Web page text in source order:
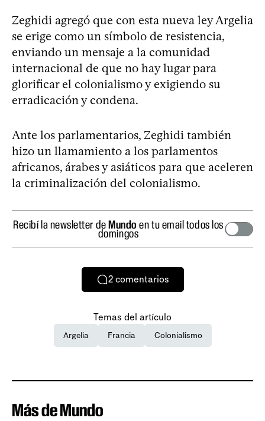
Zeghidi agregó que con esta nueva ley Argelia
se erige como un símbolo de resistencia,
enviando un mensaje a la comunidad
internacional de que no hay lugar para
glorificar el colonialismo y exigiendo su
erradicación y condena.
Ante los parlamentarios, Zeghidi también
hizo un llamamiento a los parlamentos
africanos, árabes y asiáticos para que aceleren
la criminalización del colonialismo.
Recibí la newsletter deMundo en tu email todos los
domingos
2 comentarios
Temas del artículo
Argelia Francia Colonialismo
Más de Mundo